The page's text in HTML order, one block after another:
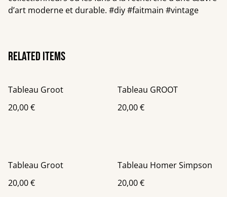
d’art moderne et durable. #diy #faitmain #vintage
Related items
Tableau Groot
20,00 €
Tableau GROOT
20,00 €
Tableau Groot
20,00 €
Tableau Homer Simpson
20,00 €